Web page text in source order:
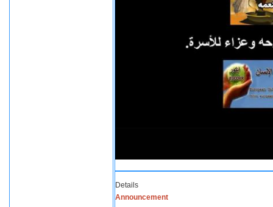
Details
Announcement